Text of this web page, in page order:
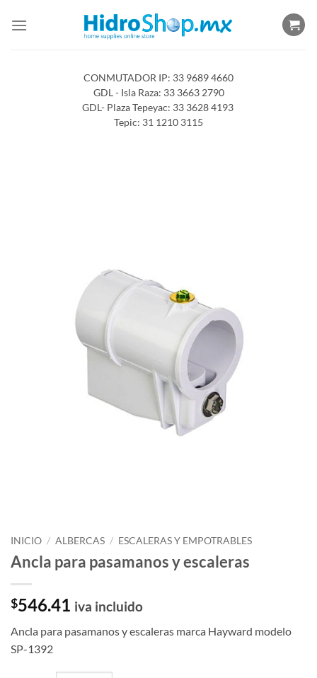
CONMUTADOR IP: 33 9689 4660
GDL - Isla Raza: 33 3663 2790
GDL- Plaza Tepeyac: 33 3628 4193
Tepic: 31 1210 3115
INICIO / ALBERCAS / ESCALERAS Y EMPOTRABLES
Ancla para pasamanos y escaleras
$546.41 iva incluido
Ancla para pasamanos y escaleras marca Hayward modelo
SP-1392